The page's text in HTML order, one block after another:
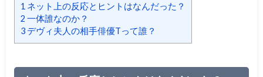
1 ネット上の反応とヒントはなんだった？
2 一体誰なのか？
3デヴィ夫人の相手俳優Tって誰？